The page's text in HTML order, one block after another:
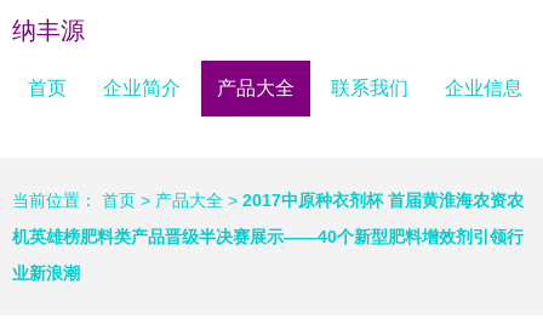
纳丰源
首页 企业简介 产品大全 联系我们 企业信息
当前位置： 首页 > 产品大全 > 2017中原种衣剂杯 首届黄淮海农资农
机英雄榜肥料类产品晋级半决赛展示——40个新型肥料增效剂引领行
业新浪潮